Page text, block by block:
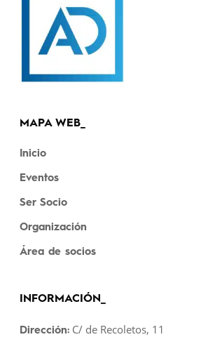
MAPA WEB_
Inicio
Eventos
Ser Socio
Organización
Área de socios
INFORMACIÓN_
Dirección: C/ de Recoletos, 11